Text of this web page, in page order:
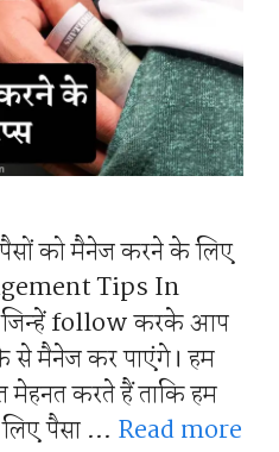
को मैनेज करने के लिए
Tips In
जिन्हें follow करके आप
से मैनेज कर पाएंगे। हम
करते हैं ताकि हम
पैसा … Read more